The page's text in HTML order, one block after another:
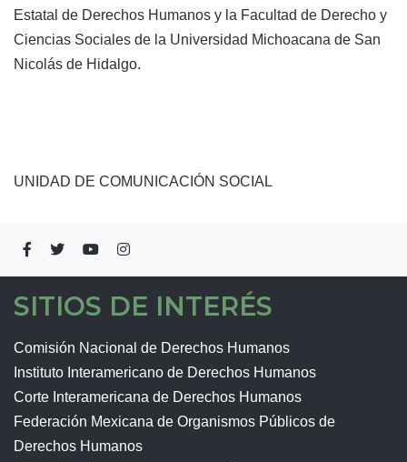
Estatal de Derechos Humanos y la Facultad de Derecho y
Ciencias Sociales de la Universidad Michoacana de San
Nicolás de Hidalgo.
UNIDAD DE COMUNICACIÓN SOCIAL
SITIOS DE INTERÉS
Comisión Nacional de Derechos Humanos
Instituto Interamericano de Derechos Humanos
Corte Interamericana de Derechos Humanos
Federación Mexicana de Organismos Públicos de
Derechos Humanos